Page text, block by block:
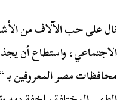
نال على حب الآلاف من
الاجتماعي، واستطاع أن
محافظات مصر المعروفين